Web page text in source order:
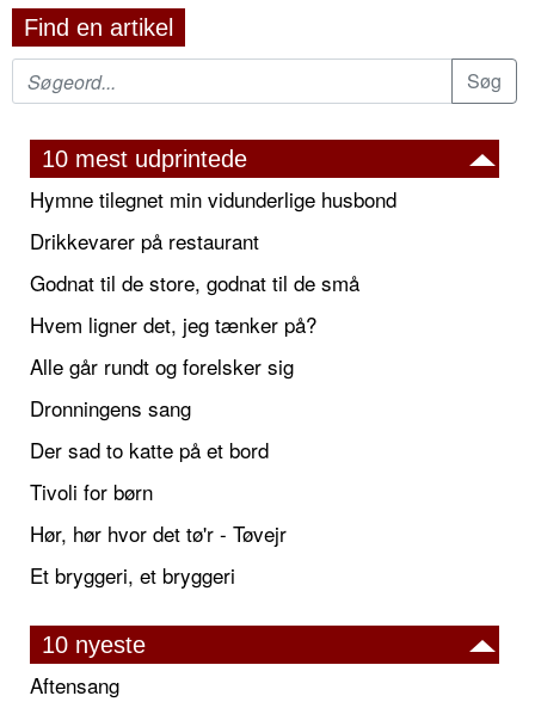
Find en artikel
10 mest udprintede
Hymne tilegnet min vidunderlige husbond
Drikkevarer på restaurant
Godnat til de store, godnat til de små
Hvem ligner det, jeg tænker på?
Alle går rundt og forelsker sig
Dronningens sang
Der sad to katte på et bord
Tivoli for børn
Hør, hør hvor det tø'r - Tøvejr
Et bryggeri, et bryggeri
10 nyeste
Aftensang